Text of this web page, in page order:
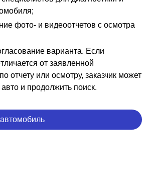
фото- и видеоотчетов с осмотра
варианта. Если
от заявленной
отчету или осмотру, заказчик может
авто и продолжить поиск.